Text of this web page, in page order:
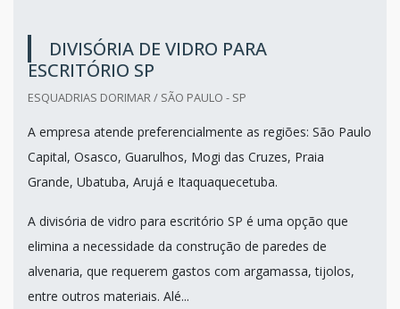
DIVISÓRIA DE VIDRO PARA
ESCRITÓRIO SP
ESQUADRIAS DORIMAR / SÃO PAULO - SP
A empresa atende preferencialmente as regiões: São Paulo
Capital, Osasco, Guarulhos, Mogi das Cruzes, Praia
Grande, Ubatuba, Arujá e Itaquaquecetuba.
A divisória de vidro para escritório SP é uma opção que
elimina a necessidade da construção de paredes de
alvenaria, que requerem gastos com argamassa, tijolos,
entre outros materiais. Alé...